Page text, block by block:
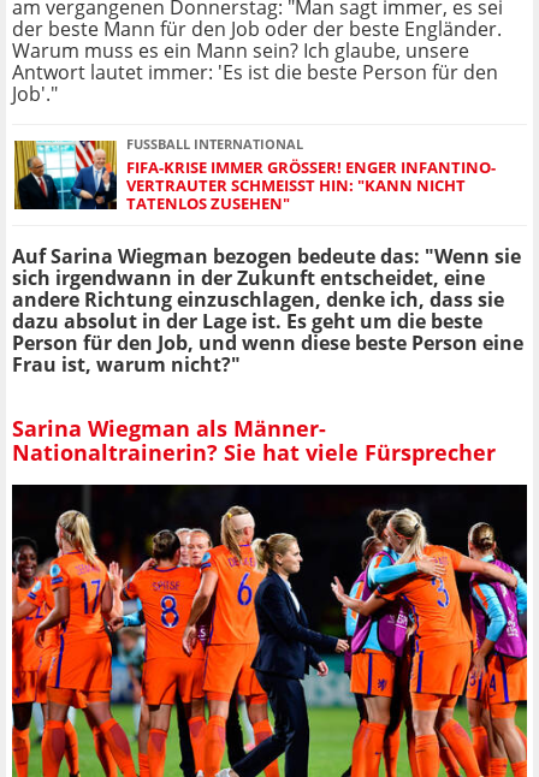
am vergangenen Donnerstag: "Man sagt immer, es sei
der beste Mann für den Job oder der beste Engländer.
Warum muss es ein Mann sein? Ich glaube, unsere
Antwort lautet immer: 'Es ist die beste Person für den
Job'."
FUSSBALL INTERNATIONAL
FIFA-KRISE IMMER GRÖSSER! ENGER INFANTINO-V
ERTRAUTER SCHMEISST HIN: "KANN NICHT TA
TENLOS ZUSEHEN"
Auf Sarina Wiegman bezogen bedeute das: "Wenn sie
sich irgendwann in der Zukunft entscheidet, eine
andere Richtung einzuschlagen, denke ich, dass sie
dazu absolut in der Lage ist. Es geht um die beste
Person für den Job, und wenn diese beste Person eine
Frau ist, warum nicht?"
Sarina Wiegman als Männer-
Nationaltrainerin? Sie hat viele Fürsprecher